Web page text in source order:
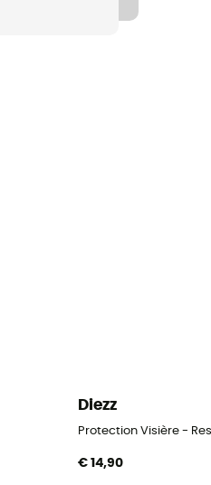
Diezz
Protection Visière -
€ 14,90